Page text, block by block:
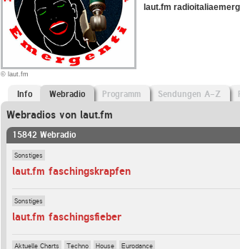
© laut.fm
laut.fm
Info Webradio Programm Sendungen A-Z
Webradios von laut.fm
15842 Webradio
Sonstiges
laut.fm faschingskrapfen
Sonstiges
laut.fm faschingsfieber
Aktuelle Charts Techno House Eurodance